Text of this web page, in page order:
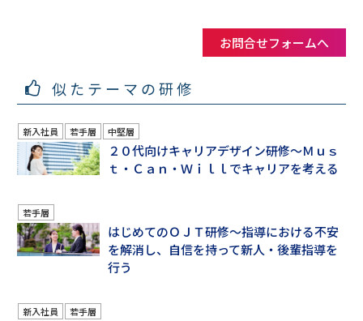
お問合せフォームへ
似たテーマの研修
新入社員 若手層 中堅層
２０代向けキャリアデザイン研修～Ｍｕｓ
ｔ・Ｃａｎ・Ｗｉｌｌでキャリアを考える
若手層
はじめてのＯＪＴ研修～指導における不安
を解消し、自信を持って新人・後輩指導を
行う
新入社員 若手層